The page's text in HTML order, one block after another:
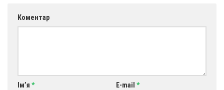
Коментар
Ім’я * E-mail *